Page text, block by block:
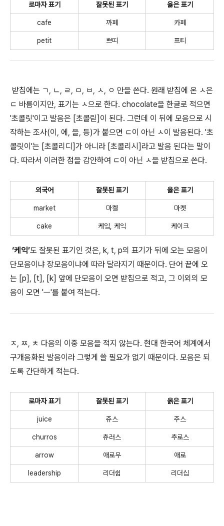
로마자 표기 잘못된 표기 옳은 표기
cafe 까페 카페
petit 쁘띠 프티
받침에는 ㄱ, ㄴ, ㄹ, ㅁ, ㅂ, ㅅ, ㅇ 만을 쓴다. 원래 받침에 온 ㅅ은
ㄷ 바름이지만, 표기는 ㅅ으로 한다. chocolate을 한글로 적으면
'초콜릿'이고 발음은 [초콜릳]이 된다. 그런데 이 뒤에 모음으로 시
작하는 조사(이, 에, 을, 등)가 붙으면 ㄷ이 아닌 ㅅ이 발음된다. '초
콜릿이'는 [초콜리디]가 아니라 [초콜리시]라고 발음 된다는 말이
다. 따라서 이러한 점을 감안하여 ㄷ이 아닌 ㅅ을 받침으로 쓴다.
외국어 잘못된 표기 옳은 표기
market 마켈 마켓
cake 케잌, 케익 케이크
‘케익’도 잘못된 표기인 것은, k, t, p의 표기가 뒤에 오는 모음이
단모음이냐 장모음이냐에 따라 달라지기 때문이다. 단어 끝에 오
는 [p], [t], [k] 앞에 단모음이 오면 받침으로 적고, 그 이외의 모
음이 오면 'ㅡ'를 붙여 적는다.
ㅈ, ㅉ, ㅊ 다음의 이중 모음을 적지 않는다. 현대 한국어 체계에서
구개음화된 발음이라 그렇게 쓸 필요가 없기 때문이다. 모음은 되
도록 간단하게 적는다.
로마자 표기 잘못된 표기 옭은 표기
juice 쥬스 주스
churros 츄러스 추로스
arrow 애로우 애로
leadership 리더쉽 리더십